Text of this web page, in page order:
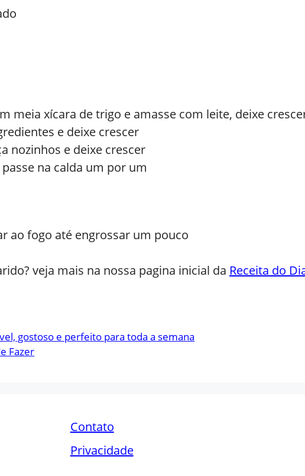
meia xícara de trigo e amasse com leite, deixe
e deixe crescer
nozinhos e deixe crescer
na calda um por um
ao fogo até engrossar um pouco
veja mais na nossa pagina inicial da Receita do
gostoso e perfeito para toda a semana
Fazer
Contato
Privacidade